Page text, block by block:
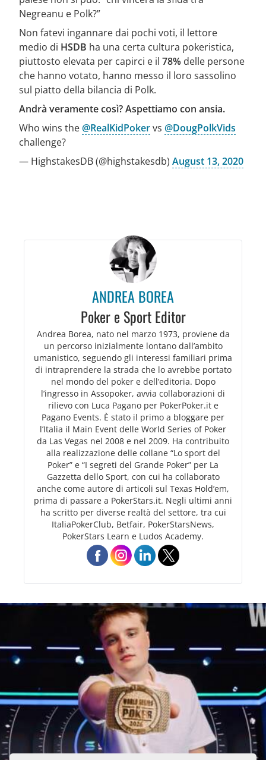
Negreanu e Polk?”
Non fatevi ingannare dai pochi voti, il lettore
medio di HSDB ha una certa cultura pokeristica,
piuttosto elevata per capirci e il 78% delle persone
che hanno votato, hanno messo il loro sassolino
sul piatto della bilancia di Polk.
Andrà veramente così? Aspettiamo con ansia.
Who wins the@RealKidPokervs @DougPolkVids
challenge?
— HighstakesDB (@highstakesdb) August 13, 2020
ANDREA BOREA
Poker e Sport Editor
Andrea Borea, nato nel marzo 1973, proviene da
un percorso inizialmente lontano dall’ambito
umanistico, seguendo gli interessi familiari prima
di intraprendere la strada che lo avrebbe portato
nel mondo del poker e dell’editoria. Dopo
l’ingresso in Assopoker, avvia collaborazioni di
rilievo con Luca Pagano per PokerPoker.it e
Pagano Events. È stato il primo a bloggare per
l’Italia il Main Event delle World Series of Poker
da Las Vegas nel 2008 e nel 2009. Ha contribuito
alla realizzazione delle collane “Lo sport del
Poker” e “I segreti del Grande Poker” per La
Gazzetta dello Sport, con cui ha collaborato
anche come autore di articoli sul Texas Hold’em,
prima di passare a PokerStars.it. Negli ultimi anni
ha scritto per diverse realtà del settore, tra cui
ItaliaPokerClub, Betfair, PokerStarsNews,
PokerStars Learn e Ludos Academy.